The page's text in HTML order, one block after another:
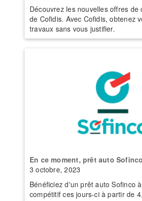
Découvrez les nouvelles offres de
de Cofidis. Avec Cofidis, obtenez
travaux sans vous justifier.
En ce moment, prêt auto
3 octobre, 2023
Bénéficiez d'un prêt auto Sofinco
compétitif ces jours-ci à partir de